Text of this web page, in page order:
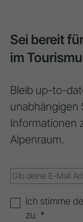
Sei bereit
im
Bleib up-to-
unabhängigen
Informationen
Alpenraum.
Ich stimme
zu. *